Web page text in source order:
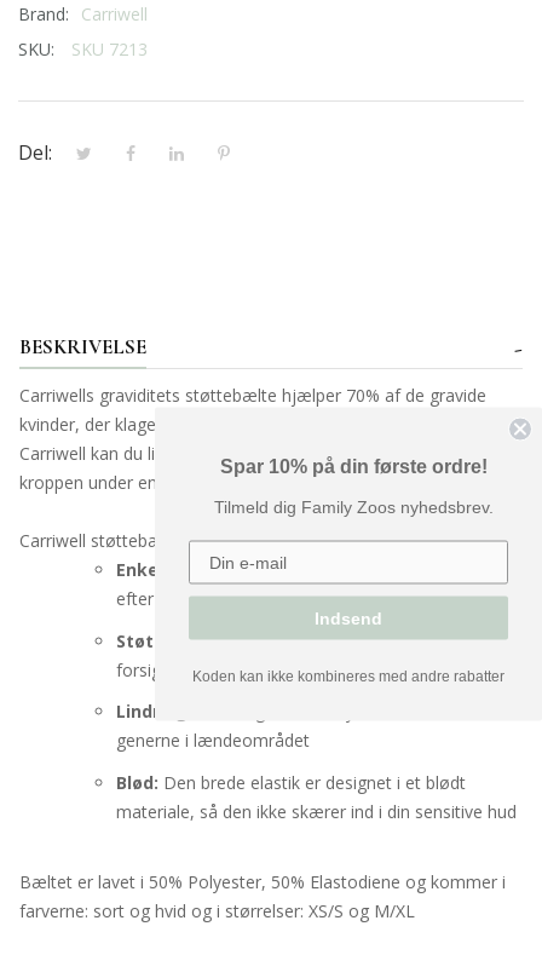
Brand:
Carriwell
SKU:
SKU 7213
Del:
BESKRIVELSE
Carriwells graviditets støttebælte hjælper 70% af de gravide
kvinder, der klager over rygsmerter. Med et støttebælte fra
Carriwell kan du lindre de gener, den ekstra belastning af
kroppen under en graviditet kan medføre.
Carriwell støttebælte er:
Enkelt:
Nem at tage på og kan tilpasses præcis
efter dine behov
Støtte:
Det brede bløde bælte løfter din mave
forsigtig, og letter presset mod underlivet
Lindring:
generne i lændeområdet
Blød: Den brede elastik er designet i et blødt
materiale, så den ikke skærer ind i din sensitive hud
Bæltet er lavet i 50% Polyester, 50% Elastodiene og kommer i
farverne: sort og hvid og i størrelser: XS/S og M/XL
Spar 10% på din første ordre!
Tilmeld dig Family Zoos nyhedsbrev.
Indsend
Koden kan ikke kombineres med andre rabatter